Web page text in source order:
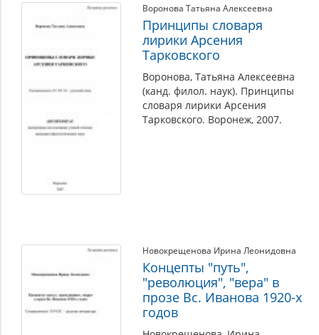
Воронова Татьяна Алексеевна
Принципы словаря
лирики Арсения
Тарковского
Воронова, Татьяна Алексеевна
(канд. филол. наук). Принципы
словаря лирики Арсения
Тарковского. Воронеж, 2007.
Новокрещенова Ирина Леонидовна
Концепты "путь",
"революция", "вера" в
прозе Вс. Иванова 1920-х
годов